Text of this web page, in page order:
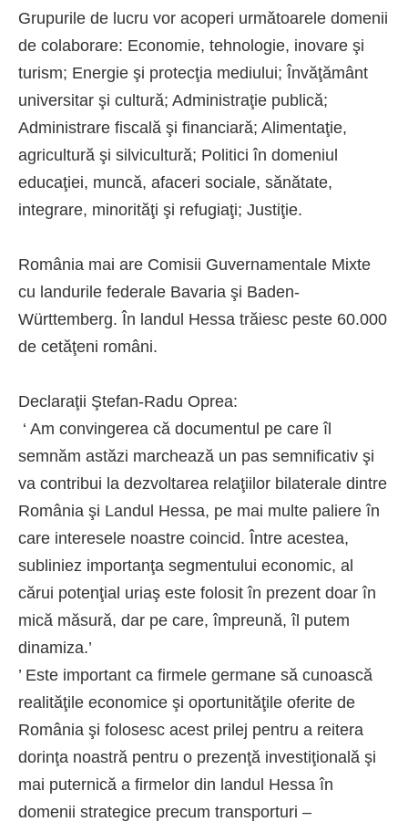
Grupurile de lucru vor acoperi următoarele domenii
de colaborare: Economie, tehnologie, inovare şi
turism; Energie şi protecţia mediului; Învăţământ
universitar şi cultură; Administraţie publică;
Administrare fiscală şi financiară; Alimentaţie,
agricultură şi silvicultură; Politici în domeniul
educaţiei, muncă, afaceri sociale, sănătate,
integrare, minorităţi şi refugiaţi; Justiţie.
România mai are Comisii Guvernamentale Mixte
cu landurile federale Bavaria şi Baden-
Württemberg. În landul Hessa trăiesc peste 60.000
de cetăţeni români.
Declaraţii Ştefan-Radu Oprea:
 ‘ Am convingerea că documentul pe care îl
semnăm astăzi marchează un pas semnificativ şi
va contribui la dezvoltarea relaţiilor bilaterale dintre
România şi Landul Hessa, pe mai multe paliere în
care interesele noastre coincid. Între acestea,
subliniez importanţa segmentului economic, al
cărui potenţial uriaş este folosit în prezent doar în
mică măsură, dar pe care, împreună, îl putem
dinamiza.’
’ Este important ca firmele germane să cunoască
realităţile economice şi oportunităţile oferite de
România şi folosesc acest prilej pentru a reitera
dorinţa noastră pentru o prezenţă investiţională şi
mai puternică a firmelor din landul Hessa în
domenii strategice precum transporturi –